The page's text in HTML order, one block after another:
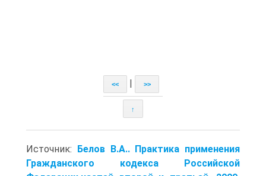
<< >>
↑
Источник: Белов В.А.. Практика применения
Гражданского кодекса Российской